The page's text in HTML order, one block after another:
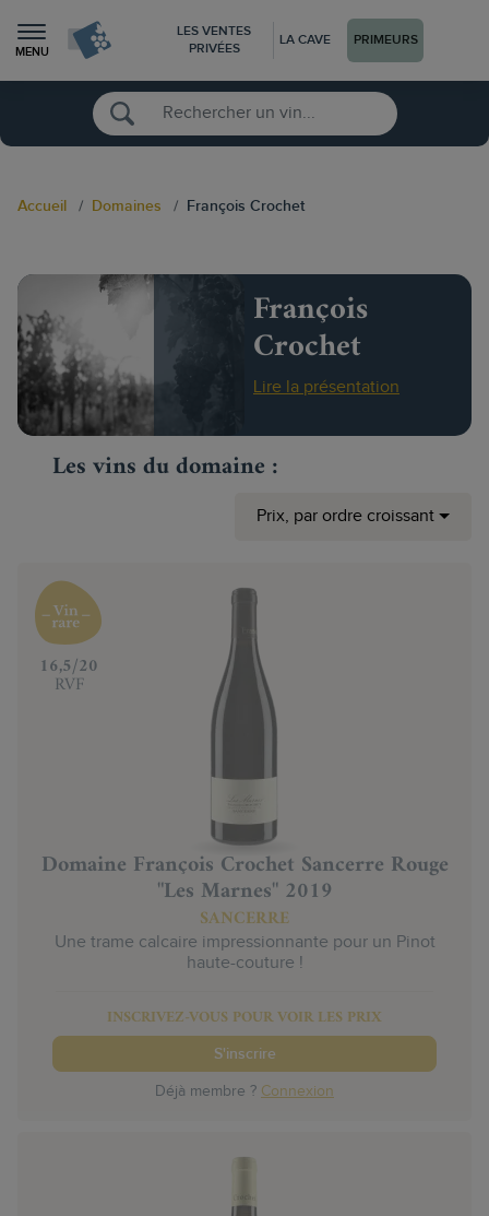
MENU
LES VENTES
PRIVÉES
LA CAVE PRIMEURS
Accueil Domaines François Crochet
François
Crochet
Lire la présentation
Les vins du domaine :
Prix, par ordre croissant
‍16,5/20
RVF
Domaine François Crochet Sancerre Rouge
"Les Marnes" 2019
SANCERRE
Une trame calcaire impressionnante pour un Pinot
haute-couture !
INSCRIVEZ-VOUS POUR VOIR LES PRIX
S'inscrire
Déjà membre ? Connexion